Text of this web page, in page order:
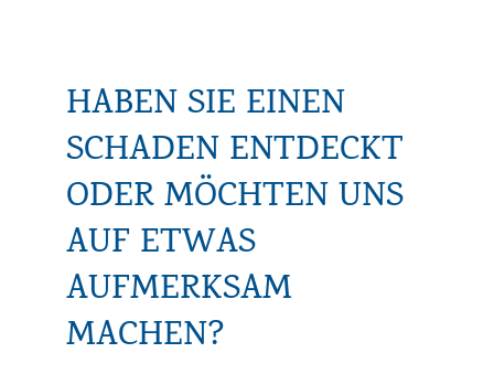
HABEN SIE EINEN
SCHADEN ENTDECKT
ODER MÖCHTEN UNS
AUF ETWAS
AUFMERKSAM
MACHEN?